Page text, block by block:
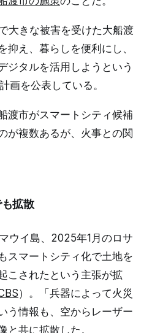
大きな被害を受けた大船渡
抑え、暮らしを便利にし、
ジタルを活用しようという
画を公表している。
渡市がスマートシティ候補
が複数あるが、火事との関
拡散
ウイ島、2025年1月のロサ
スマートシティ化で土地を
こされたという主張が拡
）。「兵器によって火災
う情報も、空からレーザー
と共に拡散した。